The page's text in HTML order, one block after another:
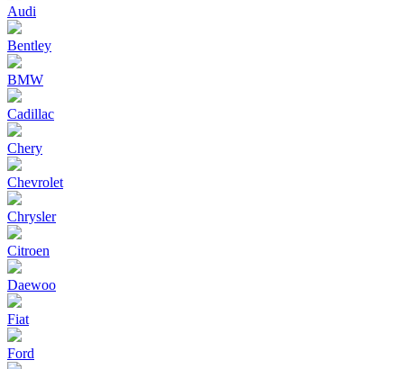
Audi
Bentley
BMW
Cadillac
Chery
Chevrolet
Chrysler
Citroen
Daewoo
Fiat
Ford